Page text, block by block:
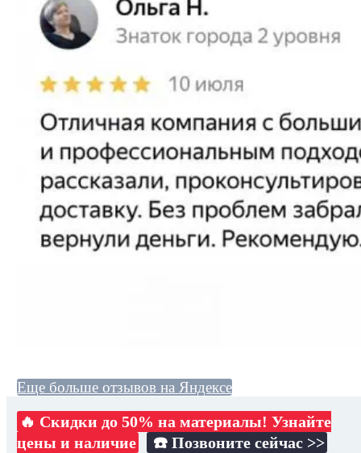
Еще больше отзывов на Яндексе
🔥 Скидки до 50% на материалы! Узнайте
цены и наличие
☎️ Позвоните сейчас >>